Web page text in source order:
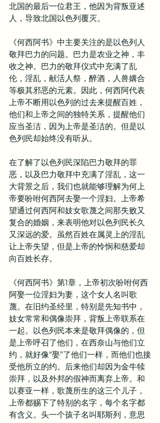
北国的最后一位君王，他因为背叛亚述
人，导致北国以色列覆灭。
《何西阿书》中主要关注的是以色列人
敬拜巴力的问题。巴力是农业之神，丰
收之神。巴力的敬拜仪式中充满了乱
伦，淫乱，献活人祭，醉酒，人兽媾合
等极其邪恶的元素。因此，何西阿代表
上帝不断用以色列的过去来提醒百姓，
他们和上帝之间的独特关系，提醒他们
应当圣洁，因为上帝是圣洁的。但是以
色列民却始终没有听从。
在了解了以色列民深陷巴力敬拜的罪
恶，以及巴力敬拜中充满了淫乱，这一
大背景之后，我们也就能够理解为何上
帝要吩咐何西阿去娶一个淫妇。上帝希
望通过何西阿和妓女歌蔑之间那失败又
复合的婚姻，来表明他对以色列民长久
又深远的爱。虽然百姓在属灵上的淫乱
让上帝失望，但是上帝的怜悯和慈爱却
向百姓长存。
《何西阿书》第1章，上帝初次吩咐何西
阿娶一位淫妇为妻，这个女人名叫歌
蔑。在旧约圣经里，特别是先知书中，
妓女常常和偶像崇拜，背叛上帝联系在
一起。以色列民本来是敬拜偶像的，但
是上帝呼召了他们，在西奈山与他们立
约，就好像“娶”了他们一样，而他们也接
受他所立的约。后来他们却因为金牛犊
崇拜，以及外邦的假神而离弃上帝。和
以赛亚一样，歌蔑所生的这三个儿子，
上帝都赐下了特别的名字，每个名字都
有含义。头一个孩子名叫耶斯列，意思